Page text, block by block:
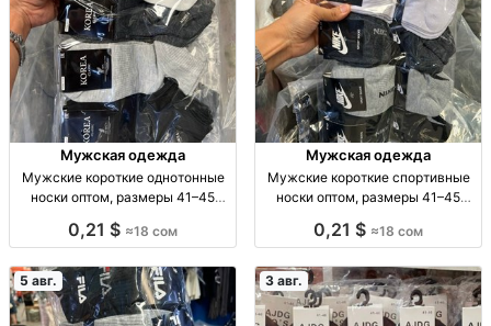
Мужская одежда
Мужские короткие однотонные
носки оптом, размеры 41–45
р 41–45, опт: 18 сом/пара, компл.
0,21 $ ≈18 сом
Мужская одежда
Мужские короткие спортивные
носки оптом, размеры 41–45
уп. 10 шт. — 180 сом
0,21 $ ≈18 сом
5 авг. 3 авг.